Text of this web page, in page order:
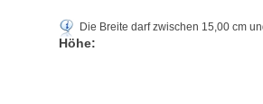
Die Breite darf zwischen 15,00 cm
Höhe: